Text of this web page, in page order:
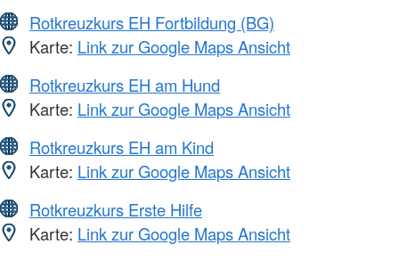
Rotkreuzkurs EH Fortbildung (BG)
Karte: Link zur Google Maps Ansicht
Rotkreuzkurs EH am Hund
Karte: Link zur Google Maps Ansicht
Rotkreuzkurs EH am Kind
Karte: Link zur Google Maps Ansicht
Rotkreuzkurs Erste Hilfe
Karte: Link zur Google Maps Ansicht